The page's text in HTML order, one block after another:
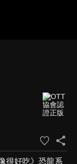
很好吃》恐龍系